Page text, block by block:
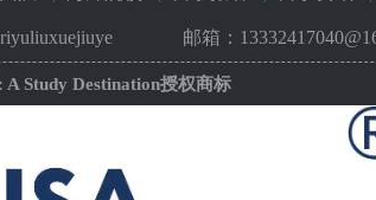
邮箱：
A Study Destination授权商标